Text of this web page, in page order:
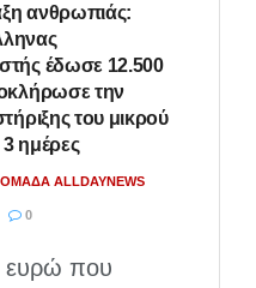
ανθρωπιάς:
έδωσε 12.500
την
του μικρού
ημέρες
ALLDAYNEWS
0
ευρώ που